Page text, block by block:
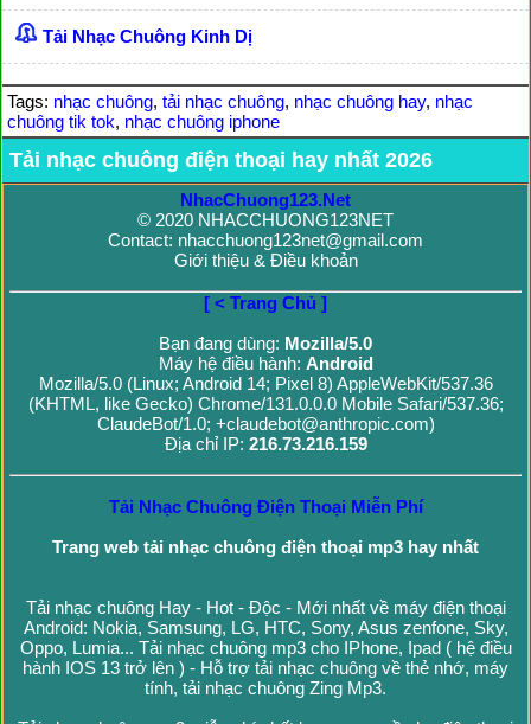
Tải Nhạc Chuông Kinh Dị
Tags: nhạc chuông, tải nhạc chuông, nhạc chuông hay, nhạc
chuông tik tok, nhạc chuông iphone
Tải nhạc chuông điện thoại hay nhất 2026
NhacChuong123.Net
© 2020 NHACCHUONG123NET
Contact: nhacchuong123net@gmail.com
Giới thiệu & Điều khoản
[ < Trang Chủ ]
Bạn đang dùng: Mozilla/5.0
Máy hệ điều hành: Android
Mozilla/5.0 (Linux; Android 14; Pixel 8) AppleWebKit/537.36
(KHTML, like Gecko) Chrome/131.0.0.0 Mobile Safari/537.36;
ClaudeBot/1.0; +claudebot@anthropic.com)
Địa chỉ IP: 216.73.216.159
Tải Nhạc Chuông Điện Thoại Miễn Phí
Trang web tải nhạc chuông điện thoại mp3 hay nhất
Tải nhạc chuông Hay - Hot - Độc - Mới nhất về máy điện thoại
Android: Nokia, Samsung, LG, HTC, Sony, Asus zenfone, Sky,
Oppo, Lumia... Tải nhạc chuông mp3 cho IPhone, Ipad ( hệ điều
hành IOS 13 trở lên ) - Hỗ trợ tải nhạc chuông về thẻ nhớ, máy
tính, tải nhạc chuông Zing Mp3.